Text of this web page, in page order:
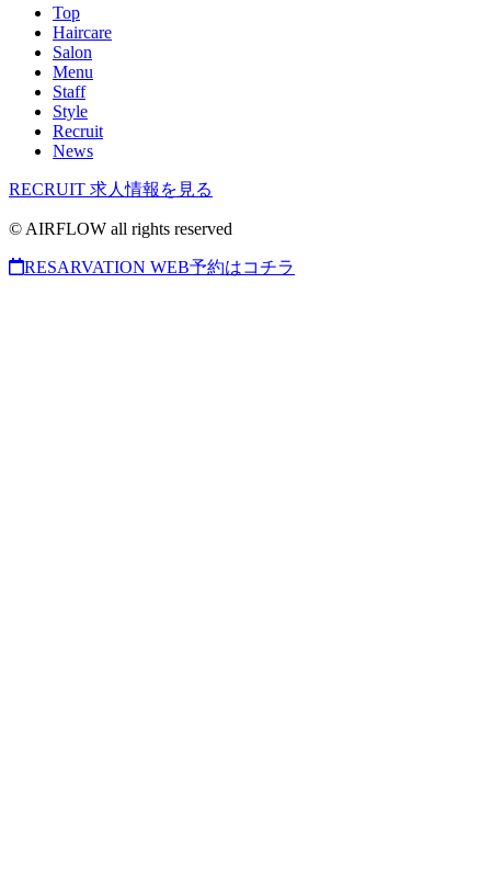
Top
Haircare
Salon
Menu
Staff
Style
Recruit
News
RECRUIT 求人情報を見る
© AIRFLOW all rights reserved
RESARVATION WEB予約はコチラ